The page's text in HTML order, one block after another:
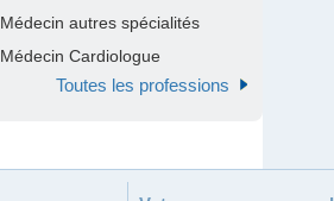
Médecin autres spécialités
Médecin Cardiologue
Toutes les professions